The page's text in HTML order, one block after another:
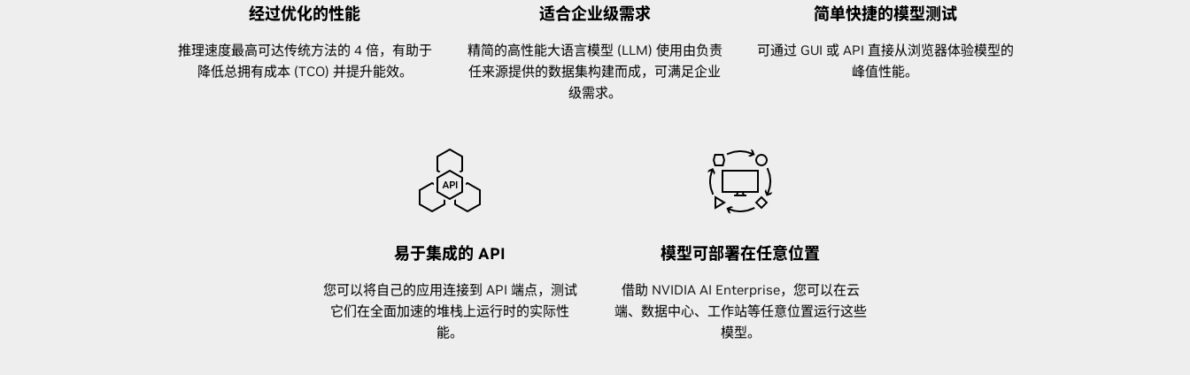
经过优化的性能
推理速度最高可达传统方法的 4 倍，有助于
降低总拥有成本 (TCO) 并提升能效。
适合企业级需求
精简的高性能大语言模型 (LLM) 使用由负责
任来源提供的数据集构建而成，可满足企业
级需求。
简单快捷的模型测试
可通过 GUI 或 API 直接从浏览器体验模型的
峰值性能。
易于集成的 API
您可以将自己的应用连接到 API 端点，测试
它们在全面加速的堆栈上运行时的实际性
能。
模型可部署在任意位置
借助 NVIDIA AI Enterprise，您可以在云
端、数据中心、工作站等任意位置运行这些
模型。